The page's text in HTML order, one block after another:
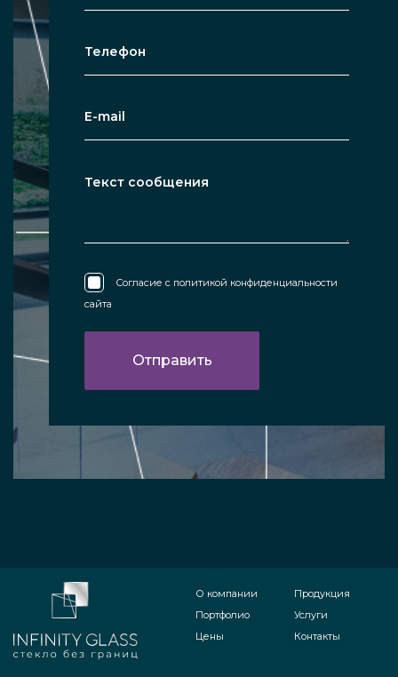
Согласие с политикой конфиденциальности
сайта
О компании
Портфолио
Цены
Продукция
Услуги
Контакты